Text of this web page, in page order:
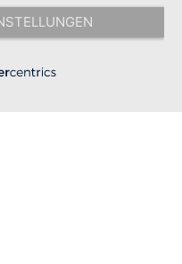
anders angegeben.
Hilfe e.V. - Alle Rechte